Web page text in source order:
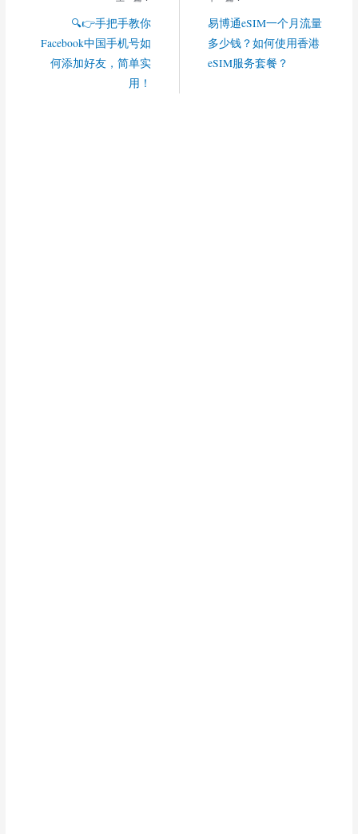
🔍👉手把手教你
Facebook中国手机号如
何添加好友，简单实
用！
易博通eSIM一个月流量
多少钱？如何使用香港
eSIM服务套餐？